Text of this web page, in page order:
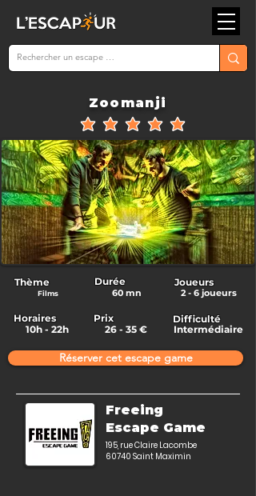
Zoomanji
la note moyenne est 5 sur 5
Thème
Films
Durée
60 mn
Joueurs
2 - 6 joueurs
Horaires
10h - 22h
Prix
26 - 35 €
Difficulté
Intermédiaire
Freeing
Escape Game
195, rue Claire Lacombe
60740 Saint Maximin
Réserver cet escape game